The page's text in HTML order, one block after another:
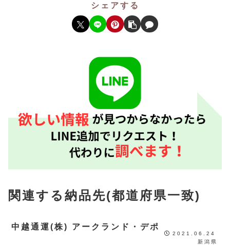
シェアする
関連する納品先(都道府県一致)
中越通運(株) アークランド・デポ
2021.06.24
新潟県